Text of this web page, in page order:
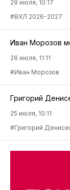
29 июля, 10:17
#ВХЛ 2026-2027
Иван Морозов
26 июля, 11:11
#Иван Морозов
Григорий
25 июля, 10:11
#Григорий